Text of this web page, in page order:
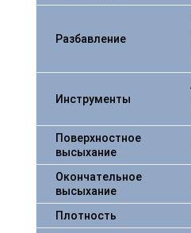
Разбавление
Инструменты
Поверхностное
высыхание
Окончательное
высыхание
Плотность